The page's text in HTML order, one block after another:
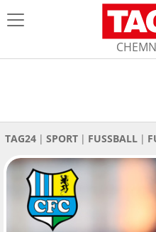
TAG24 SPORT FUSSBALL